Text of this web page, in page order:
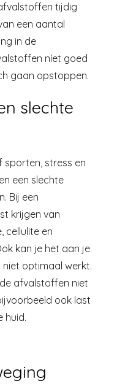
tijdig
een aantal
in de
níet goed
gaan opstoppen.
slechte
sporten, stress en
een slechte
Bij een
krijgen van
cellulite en
kan je het aan je
niet optimaal werkt.
afvalstoffen niet
ook last
huid.